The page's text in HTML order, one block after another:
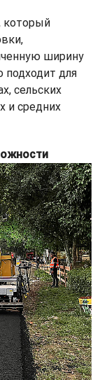
который
ширину
подходит для
сельских
и средних